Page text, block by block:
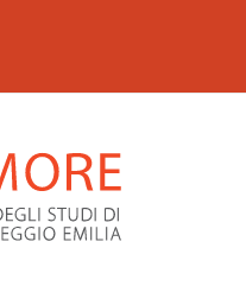
di I
in salute,
nei
privati e
HSE